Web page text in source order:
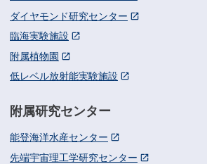
ダイヤモンド研究センター
臨海実験施設
附属植物園
低レベル放射能実験施設
附属研究センター
能登海洋水産センター
先端宇宙理工学研究センター